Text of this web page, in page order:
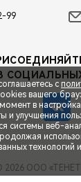
ДРАЙВ
99
2026 ООО «ТЕНЕТ
с
вашего
в
и улучшения
системы веб-